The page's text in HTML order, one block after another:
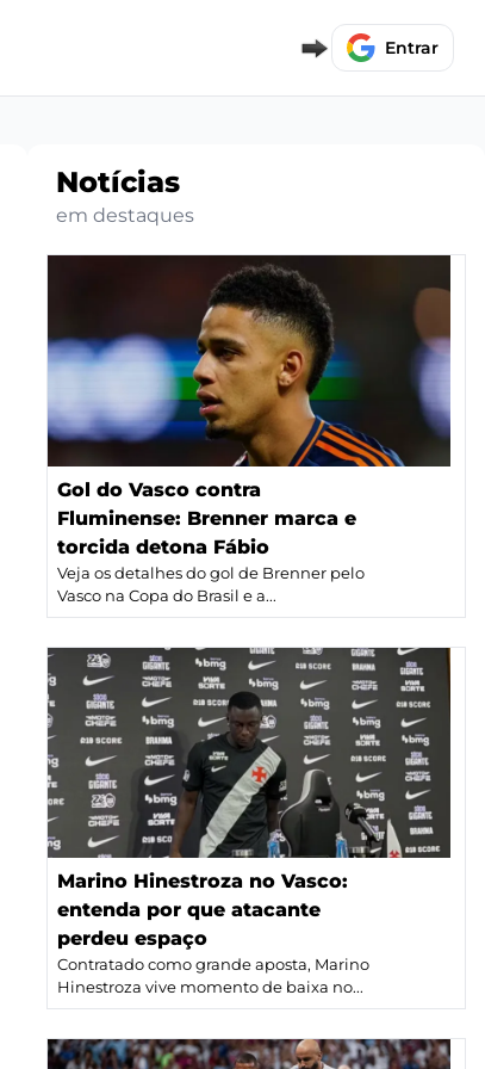
Entrar
Notícias
em destaques
Gol do Vasco contra
Fluminense: Brenner marca e
torcida detona Fábio
Veja os detalhes do gol de Brenner pelo
Vasco na Copa do Brasil e a...
Marino Hinestroza no Vasco:
entenda por que atacante
perdeu espaço
Contratado como grande aposta, Marino
Hinestroza vive momento de baixa no...